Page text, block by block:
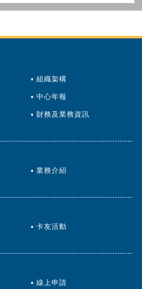
組織架構
中心年報
財務及業務資訊
業務介紹
卡友活動
線上申請